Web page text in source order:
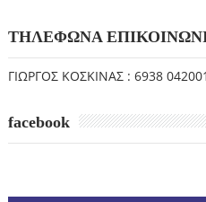
ΤΗΛΕΦΩΝΑ
ΓΙΩΡΓΟΣ ΚΟΣΚΙΝΑΣ : 6938 042001
facebook